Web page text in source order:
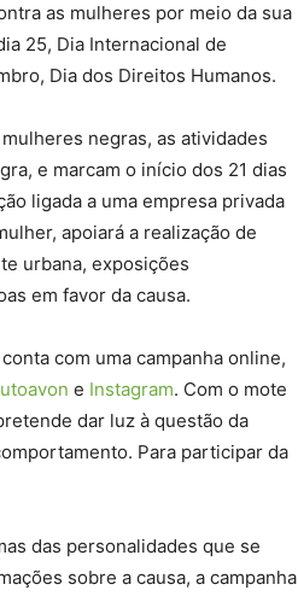
as mulheres por meio da sua
25, Dia Internacional de
Dia dos Direitos Humanos.
negras, as atividades
e marcam o início dos 21 dias
ligada a uma empresa privada
apoiará a realização de
urbana, exposições
em favor da causa.
com uma campanha online,
e Instagram. Com o mote
dar luz à questão da
Para participar da
das personalidades que se
sobre a causa, a campanha